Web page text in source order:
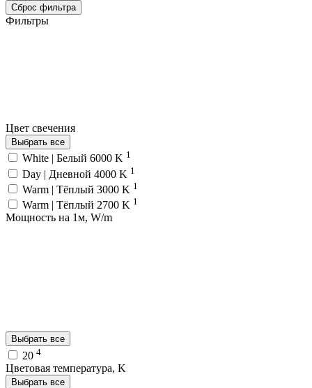
Сброс фильтра
Фильтры
Цвет свечения
Выбрать все
White | Белый 6000 K 1
Day | Дневной 4000 K 1
Warm | Тёплый 3000 K 1
Warm | Тёплый 2700 K 1
Мощность на 1м, W/m
Выбрать все
20 4
Цветовая температура, K
Выбрать все